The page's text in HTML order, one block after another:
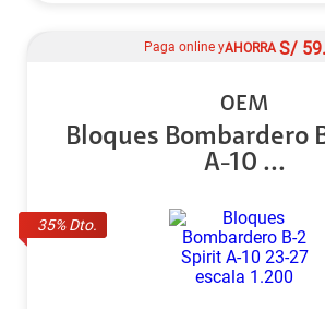
35% Dto.
Paga online yAHORRA S/
OEM
Bloques Bombardero
A-10 ...